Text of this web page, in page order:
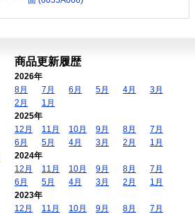
商品更新履歴
2026年
8月
7月 6月 5月 4月
3月
2月
1月
2025年
12月
11月 10月 9月 8月
7月
6月
5月 4月 3月 2月
1月
2024年
12月
11月 10月 9月 8月
7月
6月
5月 4月 3月 2月
1月
2023年
12月
11月 10月 9月 8月
7月